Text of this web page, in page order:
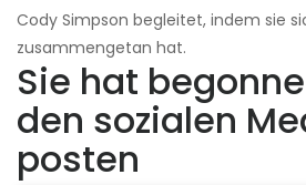
Cody Simpson begleitet, indem sie
zusammengetan hat.
Sie hat
den sozialen
posten